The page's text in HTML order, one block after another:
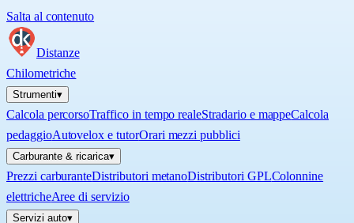
Salta al contenuto
Distanze
Chilometriche
Strumenti▾
Calcola percorsoTraffico in tempo realeStradario e mappeCalcola
pedaggioAutovelox e tutorOrari mezzi pubblici
Carburante & ricarica▾
Prezzi carburanteDistributori metanoDistributori GPLColonnine
elettricheAree di servizio
Servizi auto▾